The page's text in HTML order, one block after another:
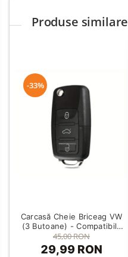
Produse similare
-33%
Carcasă Cheie Briceag VW
(3 Butoane) - Compatibilă
Golf 5, Jetta, Touran etc
45,00 RON
29,99 RON